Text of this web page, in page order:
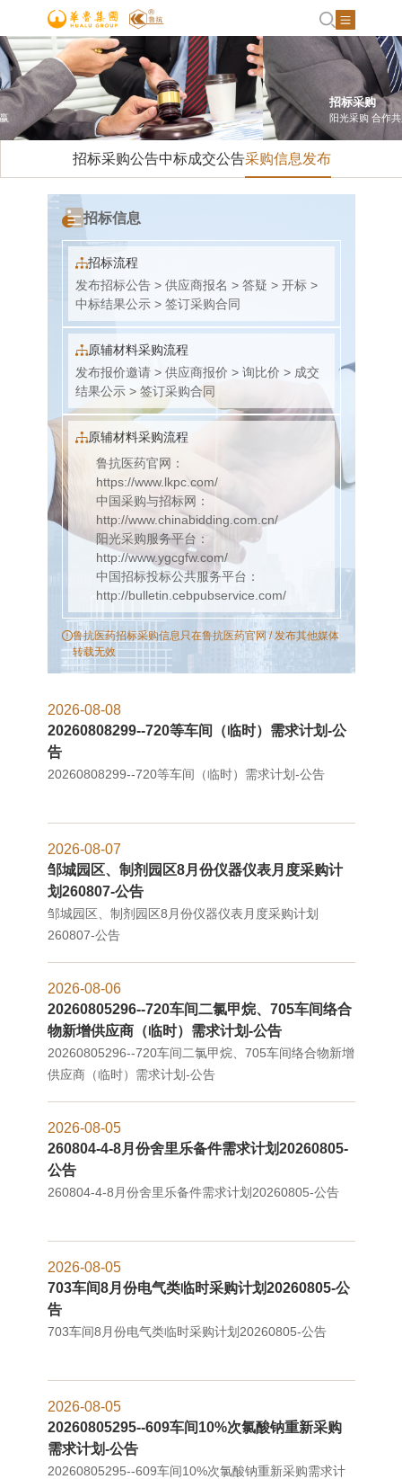
招标采购
阳光采购 合作共赢
招标采购公告中标成交公告采购信息发布
招标信息
招标流程
发布招标公告 > 供应商报名 > 答疑 > 开标 >
中标结果公示 > 签订采购合同
原辅材料采购流程
发布报价邀请 > 供应商报价 > 询比价 > 成交
结果公示 > 签订采购合同
原辅材料采购流程
鲁抗医药官网：
https://www.lkpc.com/
中国采购与招标网：
http://www.chinabidding.com.cn/
阳光采购服务平台：
http://www.ygcgfw.com/
中国招标投标公共服务平台：
http://bulletin.cebpubservice.com/
鲁抗医药招标采购信息只在鲁抗医药官网 / 发布其他媒体
转载无效
2026-08-08
20260808299--720等车间（临时）需求计划-公
告
20260808299--720等车间（临时）需求计划-公告
2026-08-07
邹城园区、制剂园区8月份仪器仪表月度采购计
划260807-公告
邹城园区、制剂园区8月份仪器仪表月度采购计划
260807-公告
2026-08-06
20260805296--720车间二氯甲烷、705车间络合
物新增供应商（临时）需求计划-公告
20260805296--720车间二氯甲烷、705车间络合物新增
供应商（临时）需求计划-公告
2026-08-05
260804-4-8月份舍里乐备件需求计划20260805-
公告
260804-4-8月份舍里乐备件需求计划20260805-公告
2026-08-05
703车间8月份电气类临时采购计划20260805-公
告
703车间8月份电气类临时采购计划20260805-公告
2026-08-05
20260805295--609车间10%次氯酸钠重新采购
需求计划-公告
20260805295--609车间10%次氯酸钠重新采购需求计